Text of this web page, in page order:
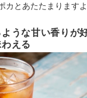
カとあたたまりますよ
うな甘い香りが
える